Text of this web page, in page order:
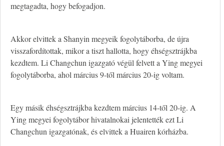
megtagadta, hogy befogadjon.
Akkor elvittek a Shanyin megyeik fogolytáborba, de újra
visszafordítottak, mikor a tiszt hallotta, hogy éhségsztrájkba
kezdtem. Li Changchun igazgató végül felvett a Ying megyei
fogolytáborba, ahol március 9-től március 20-ig voltam.
Egy másik éhségsztrájkba kezdtem március 14-től 20-ig. A
Ying megyei fogolytábor hivatalnokai jelentették ezt Li
Changchun igazgatónak, és elvittek a Huairen kórházba.